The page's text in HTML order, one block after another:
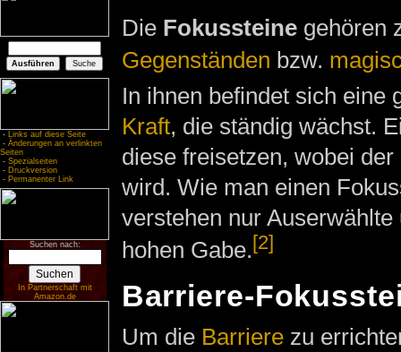
- Links auf diese Seite
- Änderungen an verlinkten
Seiten
- Spezialseiten
- Druckversion
- Permanenter Link
Suchen nach:
In Partnerschaft mit
Amazon.de
Die Fokussteinegehören
Gegenständen bzw.
In ihnen befindet sich eine
Kraft, die ständig wächst.
diese freisetzen, wobei
wird. Wie man einen
verstehen nur
hohen Gabe.[2]
Barriere-
Um die Barrierezu